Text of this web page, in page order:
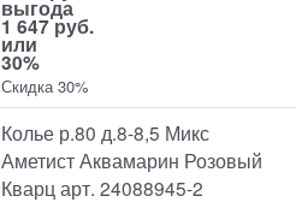
выгода
1 647 руб.
или
30%
Скидка 30%
Колье р.80 д.8-8,5 Микс
Аметист Аквамарин Розовый
Кварц арт. 24088945-2